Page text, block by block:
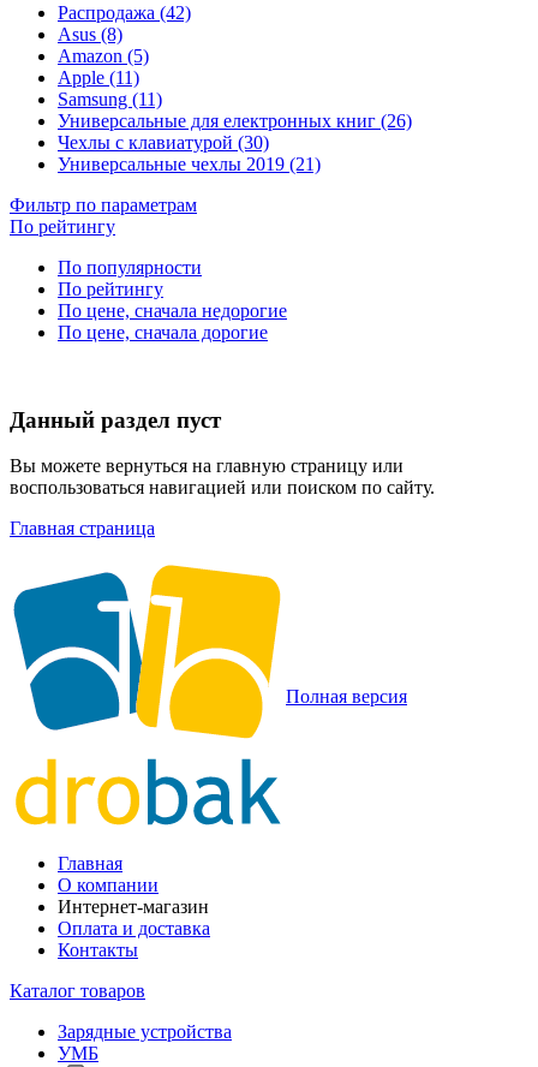
Распродажа (42)
Asus (8)
Amazon (5)
Apple (11)
Samsung (11)
Универсальные для електронных книг (26)
Чехлы с клавиатурой (30)
Универсальные чехлы 2019 (21)
Фильтр по параметрам
По рейтингу
По популярности
По рейтингу
По цене, сначала недорогие
По цене, сначала дорогие
Данный раздел пуст
Вы можете вернуться на главную страницу или
воспользоваться навигацией или поиском по сайту.
Главная страница
Полная версия
Главная
О компании
Интернет-магазин
Оплата и доставка
Контакты
Каталог товаров
Зарядные устройства
УМБ